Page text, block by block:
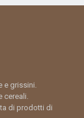
grissini.
cereali.
di prodotti di